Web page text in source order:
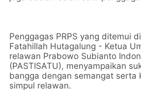
Penggagas PRPS yang ditemui
Fatahillah Hutagalung - Ketua
relawan Prabowo Subianto
(PASTISATU), menyampaikan
bangga dengan semangat serta
simpul relawan.